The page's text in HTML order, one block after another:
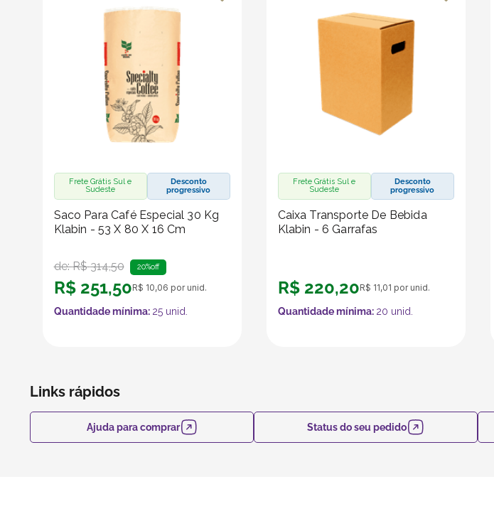
Frete Grátis Sul e
Sudeste
Desconto
progressivo
Saco Para Café Especial 30 Kg
Klabin - 53 X 80 X 16 Cm
de:R$ 314,50 20%off
R$ 251,50R$ 10,06 por unid.
Quantidade mínima: 25unid.
Frete Grátis Sul e
Sudeste
Desconto
progressivo
Caixa Transporte De Bebida
Klabin - 6 Garrafas
R$ 220,20R$ 11,01 por unid.
Quantidade mínima: 20 unid.
Links rápidos
Ajuda para comprar Status do seu pedido